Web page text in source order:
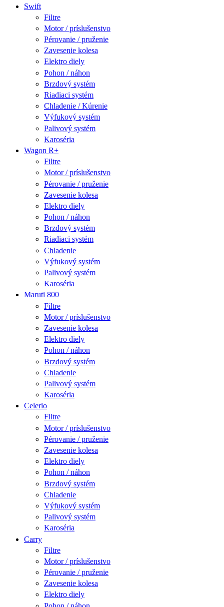
Swift
Filtre
Motor / príslušenstvo
Pérovanie / pruženie
Zavesenie kolesa
Elektro diely
Pohon / náhon
Brzdový systém
Riadiaci systém
Chladenie / Kúrenie
Výfukový systém
Palivový systém
Karoséria
Wagon R+
Filtre
Motor / príslušenstvo
Pérovanie / pruženie
Zavesenie kolesa
Elektro diely
Pohon / náhon
Brzdový systém
Riadiaci systém
Chladenie
Výfukový systém
Palivový systém
Karoséria
Maruti 800
Filtre
Motor / príslušenstvo
Zavesenie kolesa
Elektro diely
Pohon / náhon
Brzdový systém
Chladenie
Palivový systém
Karoséria
Celerio
Filtre
Motor / príslušenstvo
Pérovanie / pruženie
Zavesenie kolesa
Elektro diely
Pohon / náhon
Brzdový systém
Chladenie
Výfukový systém
Palivový systém
Karoséria
Carry
Filtre
Motor / príslušenstvo
Pérovanie / pruženie
Zavesenie kolesa
Elektro diely